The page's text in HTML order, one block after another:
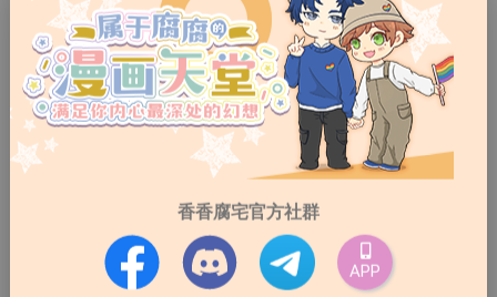
香香腐宅官方社群
APP